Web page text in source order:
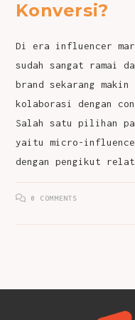
Konversi?
Di era influencer
sudah sangat ramai
brand sekarang makin
kolaborasi dengan
Salah satu pilihan
yaitu micro-
dengan pengikut
0 COMMENTS